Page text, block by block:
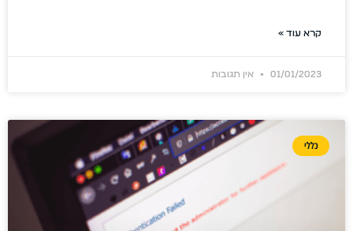
קרא עוד »
01/01/2023 אין תגובות
כללי